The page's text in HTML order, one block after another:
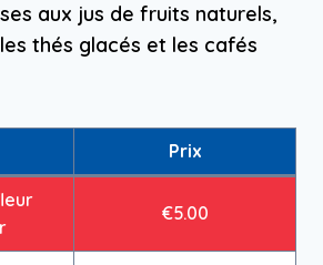
aux jus de fruits naturels,
thés glacés et les cafés
Prix
€5.00